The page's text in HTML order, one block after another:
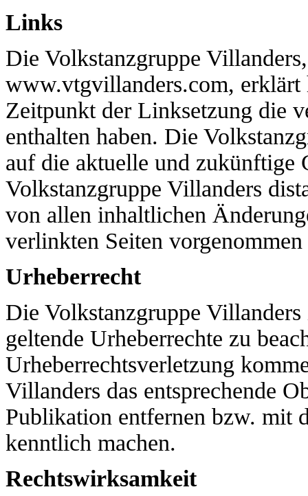
Links
Die Volkstanzgruppe
www.vtgvillanders.com, erklärt
Zeitpunkt der Linksetzung die
enthalten haben. Die
auf die aktuelle und zukünftige
Volkstanzgruppe Villanders
von allen inhaltlichen
verlinkten Seiten
Urheberrecht
Die Volkstanzgruppe
geltende Urheberrechte zu
Urheberrechtsverletzung
Villanders das entsprechende
Publikation entfernen bzw. mit
kenntlich machen.
Rechtswirksamkeit